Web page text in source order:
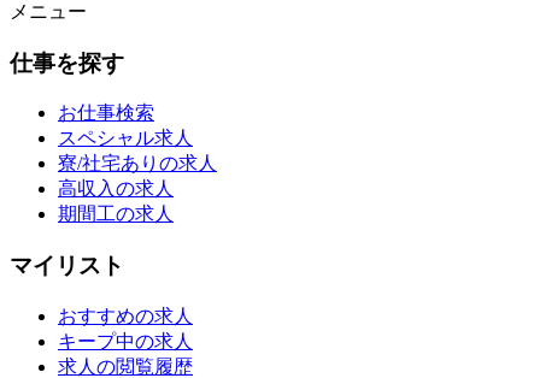
メニュー
仕事を探す
お仕事検索
スペシャル求人
寮/社宅ありの求人
高収入の求人
期間工の求人
マイリスト
おすすめの求人
キープ中の求人
求人の閲覧履歴